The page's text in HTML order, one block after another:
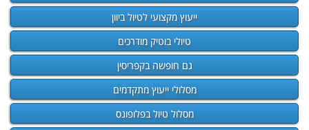
ייעוץ מקצועי לטיול ביוון
טיולי בוטיק מודרכים
גם חופשה בקפריסין
מסלולי ייעוץ מתקדמים
מסלול טיול בפלופונס